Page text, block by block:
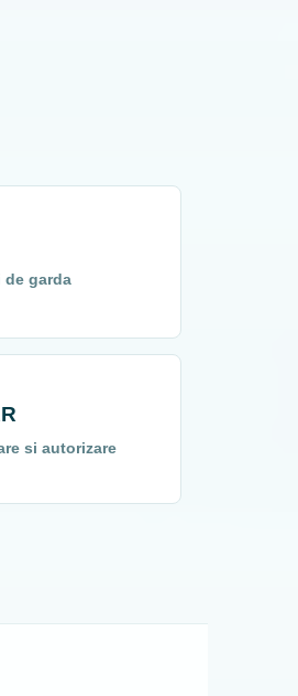
de garda
si autorizare